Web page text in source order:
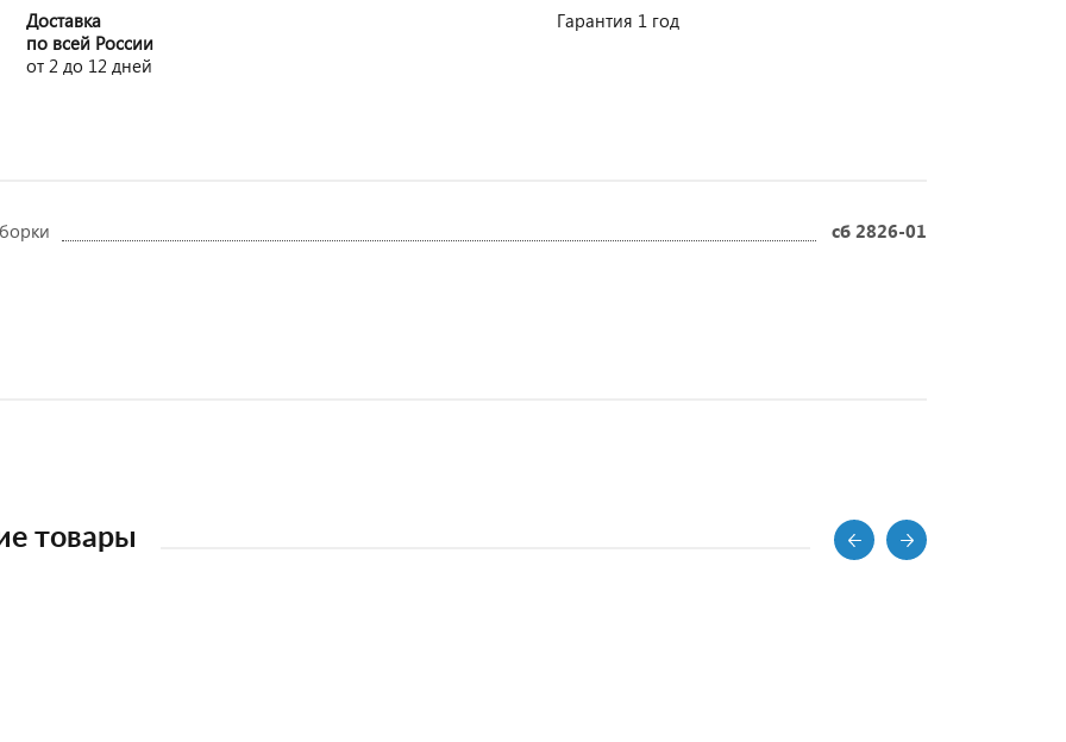
Доставка
по всей России
от 2 до 12 дней
Гарантия 1 год
сб 2826-01
товары